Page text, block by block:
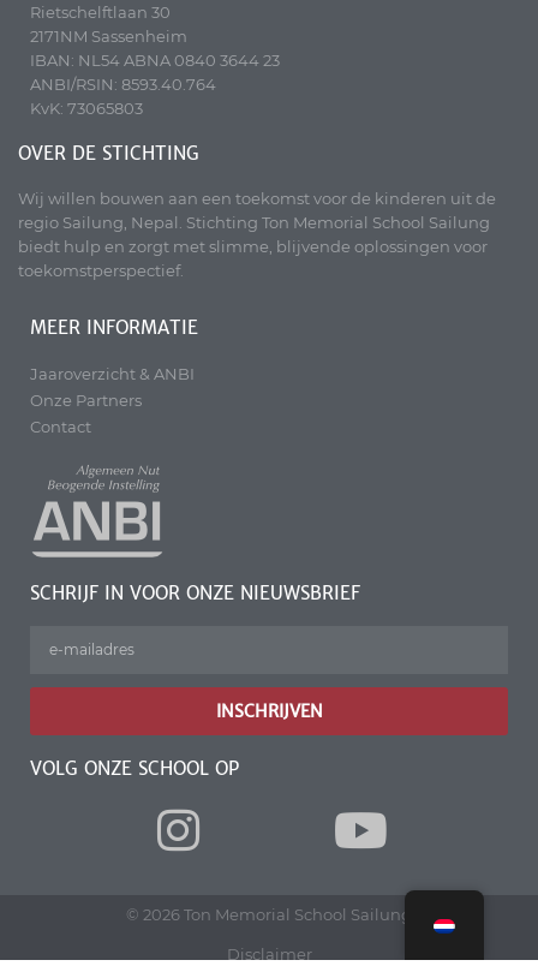
Rietschelftlaan 30
2171NM Sassenheim
IBAN: NL54 ABNA 0840 3644 23
ANBI/RSIN: 8593.40.764
KvK: 73065803
OVER DE STICHTING
Wij willen bouwen aan een toekomst voor de kinderen uit de
regio Sailung, Nepal. Stichting Ton Memorial School Sailung
biedt hulp en zorgt met slimme, blijvende oplossingen voor
toekomstperspectief.
MEER INFORMATIE
Jaaroverzicht & ANBI
Onze Partners
Contact
SCHRIJF IN VOOR ONZE NIEUWSBRIEF
INSCHRIJVEN
VOLG ONZE SCHOOL OP
© 2026 Ton Memorial School Sailung
Disclaimer